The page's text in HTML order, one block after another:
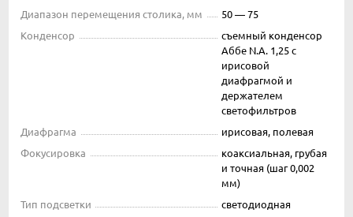
Диапазон перемещения столика, мм
50 — 75
Конденсор
съемный конденсор
Аббе N.A. 1,25 с
ирисовой
диафрагмой и
держателем
светофильтров
Диафрагма
ирисовая, полевая
Фокусировка
коаксиальная, грубая
и точная (шаг 0,002
мм)
Тип подсветки
светодиодная